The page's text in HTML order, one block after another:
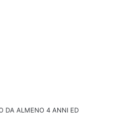
DA ALMENO 4 ANNI ED